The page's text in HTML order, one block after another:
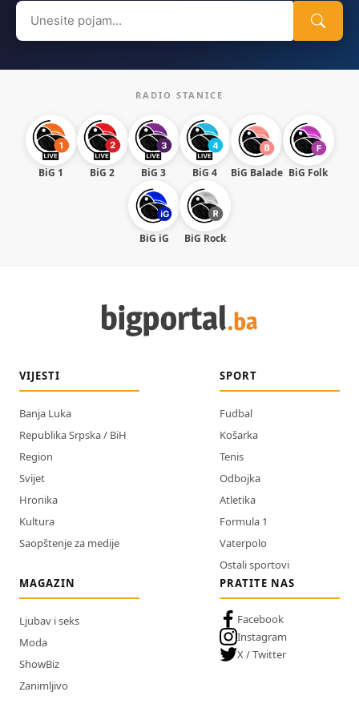
Search
for:
RADIO STANICE
BiG 1 BiG 2 BiG 3 BiG 4 BiG Balade BiG Folk
BiG iG BiG Rock
VIJESTI
Banja Luka
Republika Srpska / BiH
Region
Svijet
Hronika
Kultura
Saopštenje za medije
SPORT
Fudbal
Košarka
Tenis
Odbojka
Atletika
Formula 1
Vaterpolo
Ostali sportovi
MAGAZIN
Ljubav i seks
Moda
ShowBiz
Zanimljivo
PRATITE NAS
Facebook
Instagram
X / Twitter